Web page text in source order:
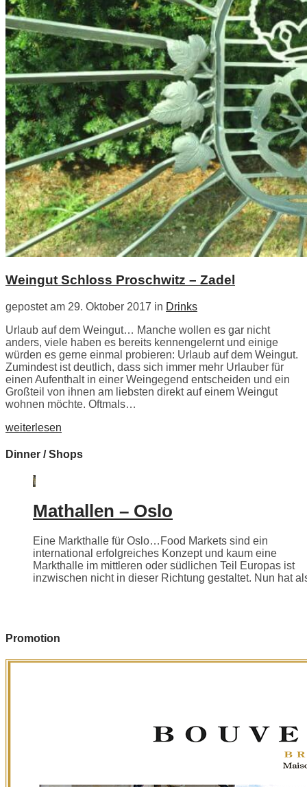
Weingut Schloss Proschwitz – Zadel
gepostet am 29. Oktober 2017 in Drinks
Urlaub auf dem Weingut… Manche wollen es gar nicht
anders, viele haben es bereits kennengelernt und einige
würden es gerne einmal probieren: Urlaub auf dem Weingut.
Zumindest ist deutlich, dass sich immer mehr Urlauber für
einen Aufenthalt in einer Weingegend entscheiden und ein
Großteil von ihnen am liebsten direkt auf einem Weingut
wohnen möchte. Oftmals…
weiterlesen
Dinner / Shops
Mathallen – Oslo
Eine Markthalle für Oslo…Food Markets sind ein
international erfolgreiches Konzept und kaum eine
Markthalle im mittleren oder südlichen Teil Europas ist
inzwischen nicht in dieser Richtung gestaltet. Nun hat
Promotion